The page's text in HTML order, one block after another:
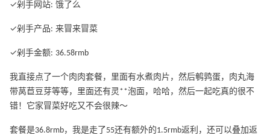
✓剁手网站: 饿了么
✓剁手产品: 来冒来冒菜
✓剁手金额: 36.58rmb
我直接点了一个肉肉套餐，里面有水煮肉片，然后鹌鹑蛋，肉丸海
带莴苣豆芽等等，里面还有灵**泡面，哈哈，然后一起吃真的很不
错！它家冒菜好吃又不会很辣～
套餐是36.8rmb，我是走了55还有额外的1.5rmb返利，还可以叠加返